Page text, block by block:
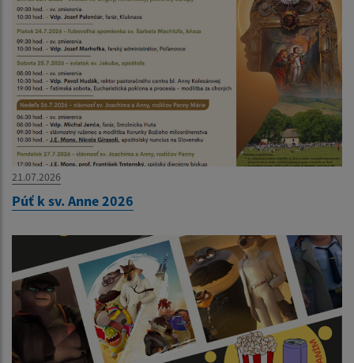
21.07.2026
Púť k sv. Anne 2026